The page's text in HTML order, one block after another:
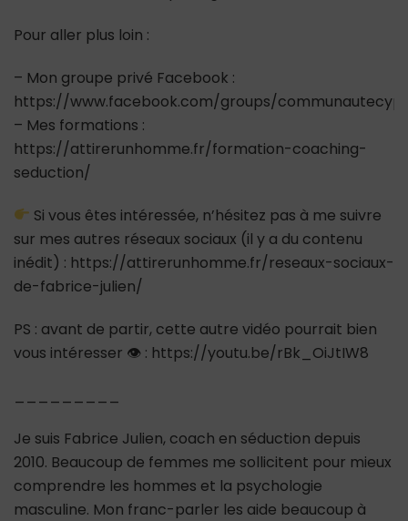
Pour aller plus loin :
– Mon groupe privé Facebook :
https://www.facebook.com/groups/
– Mes formations :
https://attirerunhomme.fr/formation-coaching-
seduction/
Si vous êtes intéressée, n’hésitez pas à me suivre
sur mes autres réseaux sociaux (il y a du contenu
inédit) : https://attirerunhomme.fr/reseaux-sociaux-
de-fabrice-julien/
PS : avant de partir, cette autre vidéo pourrait bien
vous intéresser 👁 : https://youtu.be/rBk_OiJtIW8
Je suis Fabrice Julien, coach en séduction depuis
2010. Beaucoup de femmes me sollicitent pour mieux
comprendre les hommes et la psychologie
masculine. Mon franc-parler les aide beaucoup à